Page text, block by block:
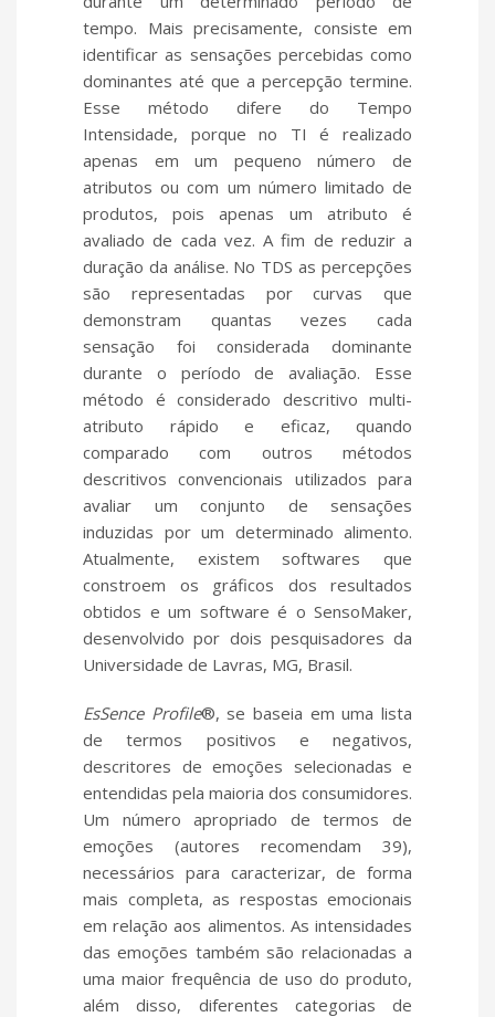
tempo. Mais precisamente, consiste em
identificar as sensações percebidas como
dominantes até que a percepção termine.
Esse método difere do Tempo
Intensidade, porque no TI é realizado
apenas em um pequeno número de
atributos ou com um número limitado de
produtos, pois apenas um atributo é
avaliado de cada vez. A fim de reduzir a
duração da análise. No TDS as percepções
são representadas por curvas que
demonstram quantas vezes cada
sensação foi considerada dominante
durante o período de avaliação. Esse
método é considerado descritivo multi-
atributo rápido e eficaz, quando
comparado com outros métodos
descritivos convencionais utilizados para
avaliar um conjunto de sensações
induzidas por um determinado alimento.
Atualmente, existem softwares que
constroem os gráficos dos resultados
obtidos e um software é o SensoMaker,
desenvolvido por dois pesquisadores da
Universidade de Lavras, MG, Brasil.
EsSence Profile®, se baseia em uma lista
de termos positivos e negativos,
descritores de emoções selecionadas e
entendidas pela maioria dos consumidores.
Um número apropriado de termos de
emoções (autores recomendam 39),
necessários para caracterizar, de forma
mais completa, as respostas emocionais
em relação aos alimentos. As intensidades
das emoções também são relacionadas a
uma maior frequência de uso do produto,
além disso, diferentes categorias de